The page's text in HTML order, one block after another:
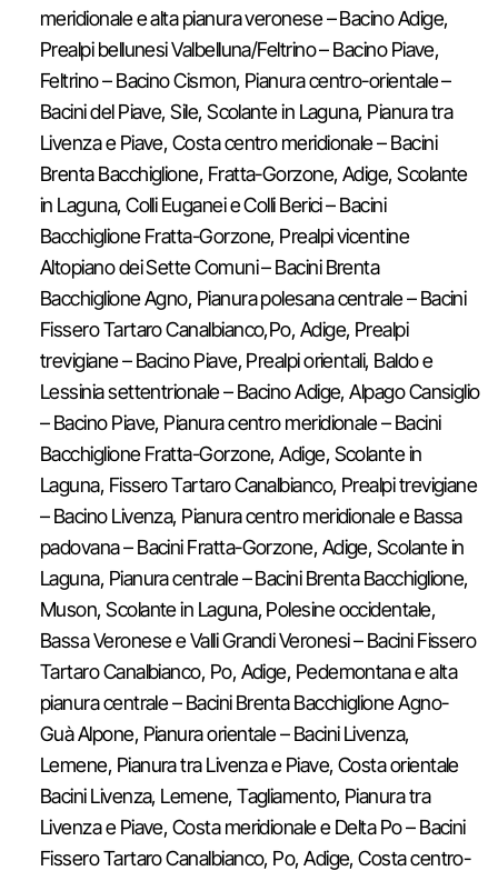
meridionale e alta pianura veronese – Bacino Adige,
Prealpi bellunesi Valbelluna/Feltrino – Bacino Piave,
Feltrino – Bacino Cismon, Pianura centro-orientale –
Bacini del Piave, Sile, Scolante in Laguna, Pianura tra
Livenza e Piave, Costa centro meridionale – Bacini
Brenta Bacchiglione, Fratta-Gorzone, Adige, Scolante
in Laguna, Colli Euganei e Colli Berici – Bacini
Bacchiglione Fratta-Gorzone, Prealpi vicentine
Altopiano dei Sette Comuni – Bacini Brenta
Bacchiglione Agno, Pianura polesana centrale – Bacini
Fissero Tartaro Canalbianco,Po, Adige, Prealpi
trevigiane – Bacino Piave, Prealpi orientali, Baldo e
Lessinia settentrionale – Bacino Adige, Alpago Cansiglio
– Bacino Piave, Pianura centro meridionale – Bacini
Bacchiglione Fratta-Gorzone, Adige, Scolante in
Laguna, Fissero Tartaro Canalbianco, Prealpi trevigiane
– Bacino Livenza, Pianura centro meridionale e Bassa
padovana – Bacini Fratta-Gorzone, Adige, Scolante in
Laguna, Pianura centrale – Bacini Brenta Bacchiglione,
Muson, Scolante in Laguna, Polesine occidentale,
Bassa Veronese e Valli Grandi Veronesi – Bacini Fissero
Tartaro Canalbianco, Po, Adige, Pedemontana e alta
pianura centrale – Bacini Brenta Bacchiglione Agno-
Guà Alpone, Pianura orientale – Bacini Livenza,
Lemene, Pianura tra Livenza e Piave, Costa orientale
Bacini Livenza, Lemene, Tagliamento, Pianura tra
Livenza e Piave, Costa meridionale e Delta Po – Bacini
Fissero Tartaro Canalbianco, Po, Adige, Costa centro-